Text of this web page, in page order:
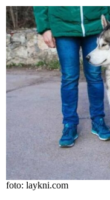
foto: laykni.com